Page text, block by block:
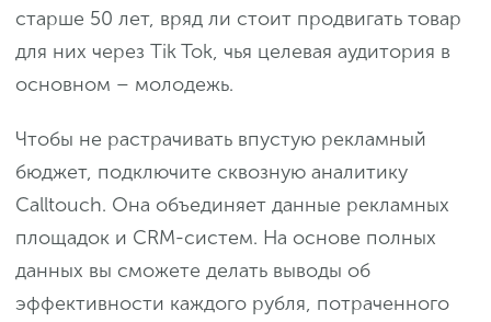
старше 50 лет, вряд ли стоит продвигать товар
для них через Tik Tok, чья целевая аудитория в
основном – молодежь.
Чтобы не растрачивать впустую рекламный
бюджет, подключите сквозную аналитику
Calltouch. Она объединяет данные рекламных
площадок и CRM-систем. На основе полных
данных вы сможете делать выводы об
эффективности каждого рубля, потраченного